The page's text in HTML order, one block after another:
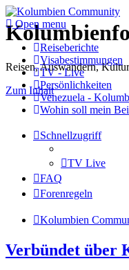
Reisen, Auswandern,
Zum Inhalt
Open menu
Reiseberichte
Visabestimmungen
TV - Live
Persönlichkeiten
Venezuela -
Wohin soll mein
Schnellzugriff
TV Live
FAQ
Forenregeln
Kolumbien
Verbündet über